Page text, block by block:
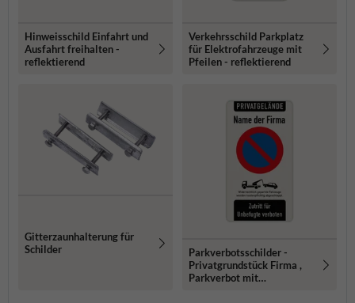
Hinweisschild Einfahrt und
Ausfahrt freihalten -
reflektierend
Verkehrsschild Parkplatz
für Elektrofahrzeuge mit
Pfeilen - reflektierend
Gitterzaunhalterung für
Schilder
Parkverbotsschilder -
Privatgrundstück Firma ,
Parkverbot mit